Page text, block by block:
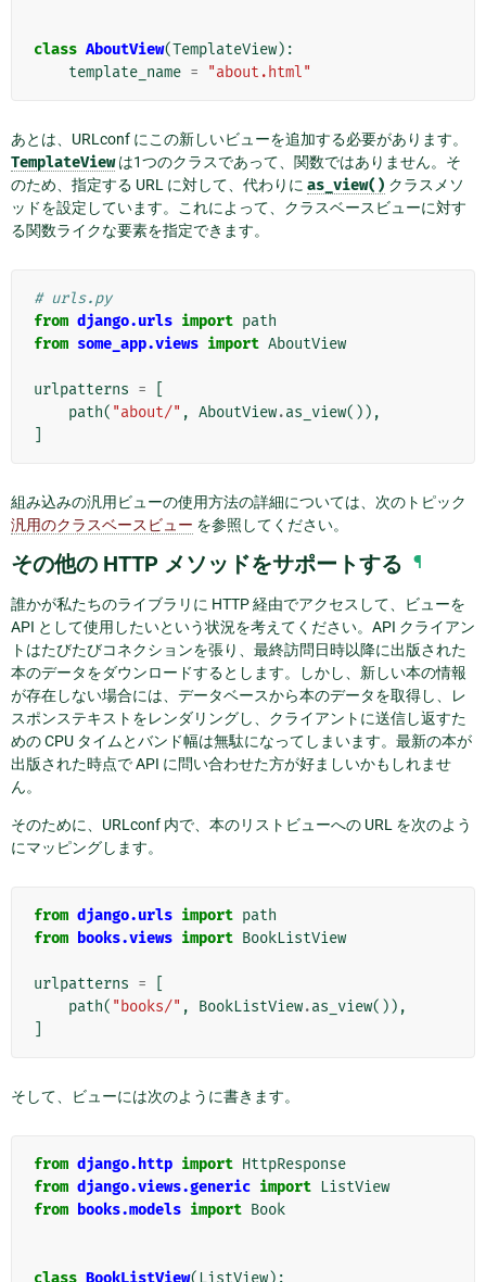
class AboutView(TemplateView):
template_name = "about.html"
あとは、URLconf にこの新しいビューを追加する必要があります。
TemplateViewは1つのクラスであって、関数ではありません。そ
のため、指定する URL に対して、代わりに as_view() クラスメソ
ッドを設定しています。これによって、クラスベースビューに対す
る関数ライクな要素を指定できます。
# urls.py
from django.urls import path
from some_app.views import AboutView
urlpatterns =
path( "about/" , AboutView.as_view()),
組み込みの汎用ビューの使用方法の詳細については、次のトピック
汎用のクラスベースビュー を参照してください。
その他の HTTP メソッドをサポートする ¶
誰かが私たちのライブラリに HTTP 経由でアクセスして、ビューを
API として使用したいという状況を考えてください。API クライアン
トはたびたびコネクションを張り、最終訪問日時以降に出版された
本のデータをダウンロードするとします。しかし、新しい本の情報
が存在しない場合には、データベースから本のデータを取得し、レ
スポンステキストをレンダリングし、クライアントに送信し返すた
めの CPU タイムとバンド幅は無駄になってしまいます。最新の本が
出版された時点で API に問い合わせた方が好ましいかもしれませ
ん。
そのために、URLconf 内で、本のリストビューへの URL を次のよう
にマッピングします。
from django.urls import path
from books.views import BookListView
urlpatterns =
path( "books/" , BookListView.as_view()),
そして、ビューには次のように書きます。
from django.http import HttpResponse
from django.views.generic import ListView
from books.models import Book
class BookListView( ListView):